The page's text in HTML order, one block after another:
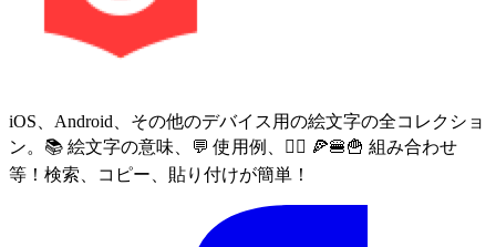
iOS、Android、その他のデバイス用の絵文字の全コレクショ
ン。📚 絵文字の意味、💬 使用例、🙅‍♀️ 🍕🍔🍟 組み合わせ
等！検索、コピー、貼り付けが簡単！